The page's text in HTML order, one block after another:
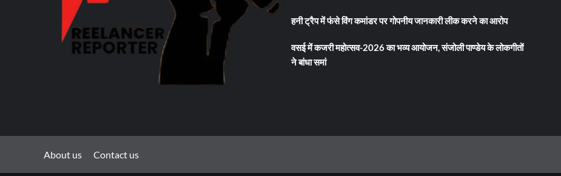
हनी ट्रैप में फंसे विंग कमांडर पर गोपनीय जानकारी लीक करने का आरोप
वसई में कजरी महोत्सव-2026 का भव्य आयोजन, संजोली पाण्डेय के लोकगीतों
ने बांधा समां
About us Contact us